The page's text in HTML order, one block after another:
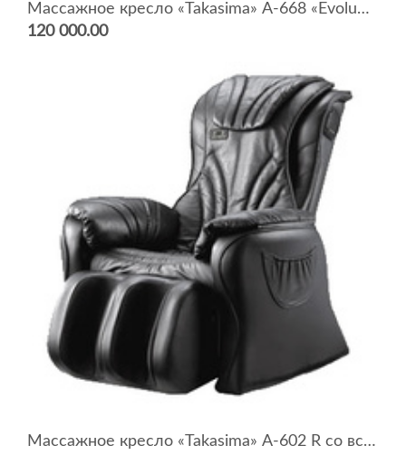
Массажное кресло «Takasima» А-668 «Evolution» L-shape
120 000.00
Массажное кресло «Takasima» А-602 R со встроенной аудиосистемой